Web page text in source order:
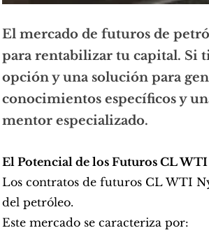
El mercado de futuros de
para rentabilizar tu capital. Si
opción y una solución para
conocimientos específicos y
mentor especializado.
El Potencial de los Futuros CL
Los contratos de futuros CL WTI
del petróleo.
Este mercado se caracteriza por: